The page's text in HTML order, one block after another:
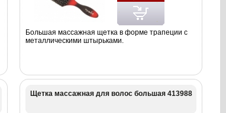
Большая массажная щетка в форме трапеции с
металлическими штырьками.
Щетка массажная для волос большая 413988